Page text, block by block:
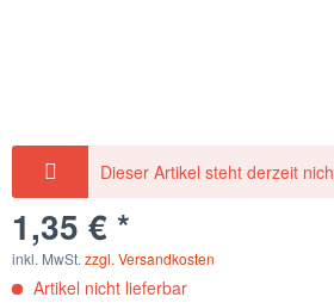
Dieser Artikel steht derzeit
1,35 € *
inkl. MwSt. zzgl. Versandkosten
Artikel nicht lieferbar